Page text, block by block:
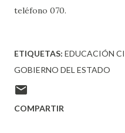
teléfono 070.
ETIQUETAS: EDUCACIÓN
GOBIERNO DEL ESTADO
COMPARTIR